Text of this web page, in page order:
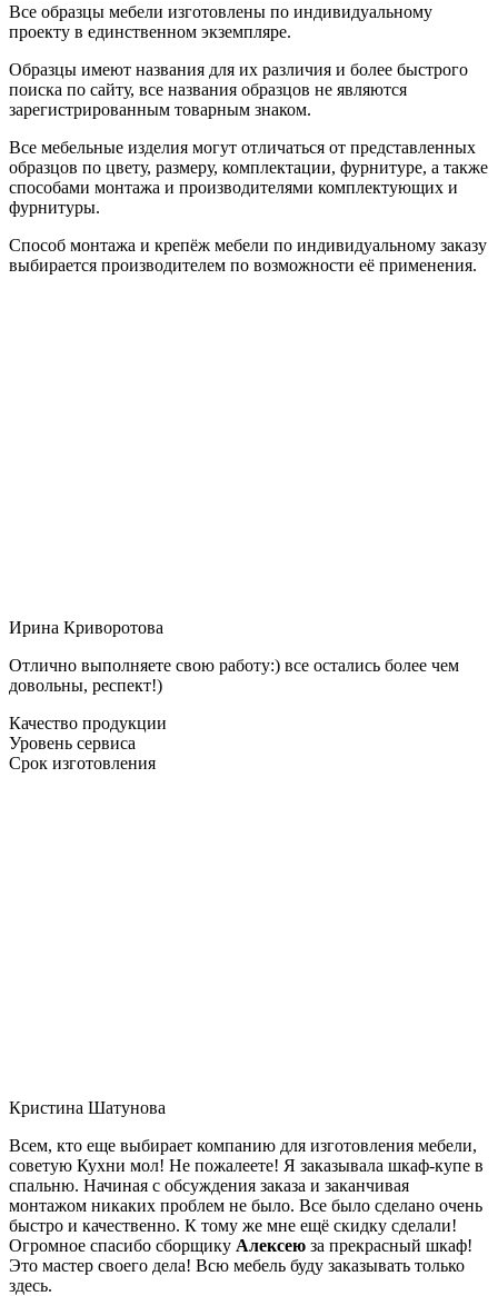
Все образцы мебели изготовлены по индивидуальному
проекту в единственном экземпляре.
Образцы имеют названия для их различия и более быстрого
поиска по сайту, все названия образцов не являются
зарегистрированным товарным знаком.
Все мебельные изделия могут отличаться от представленных
образцов по цвету, размеру, комплектации, фурнитуре, а также
способами монтажа и производителями комплектующих и
фурнитуры.
Способ монтажа и крепёж мебели по индивидуальному заказу
выбирается производителем по возможности её применения.
Ирина Криворотова
Отлично выполняете свою работу:) все остались более чем
довольны, респект!)
Качество продукции
Уровень сервиса
Срок изготовления
Кристина Шатунова
Всем, кто еще выбирает компанию для изготовления мебели,
советую Кухни мол! Не пожалеете! Я заказывала шкаф-купе в
спальню. Начиная с обсуждения заказа и заканчивая
монтажом никаких проблем не было. Все было сделано очень
быстро и качественно. К тому же мне ещё скидку сделали!
Огромное спасибо сборщику Алексею за прекрасный шкаф!
Это мастер своего дела! Всю мебель буду заказывать только
здесь.